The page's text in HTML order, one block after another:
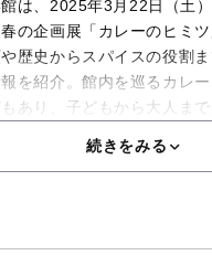
は、2025年3月22日（土
の企画展「カレーのヒミツ
歴史からスパイスの役割
を紹介。館内を巡るカレ
あり、子どもから大人まで
続きをみる